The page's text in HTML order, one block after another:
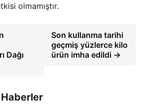
olmamıştır.
Dağı
Son kullanma tarihi
geçmiş yüzlerce kilo
ürün imha edildi →